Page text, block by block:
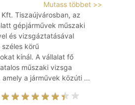
Mutass többet >>
Kft. Tiszaújvárosban, az
gépjárművek műszaki
és vizsgáztatásával
körű
kínál. A vállalat fő
műszaki vizsga
amely a járművek közúti ...